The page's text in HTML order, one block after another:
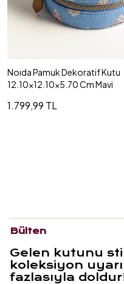
Noıda Pamuk Dekoratif Kutu
12.10x12.10x5.70 Cm Mavi
1.799,99 TL
Bülten
Gelen kutunu
koleksiyon
fazlasıyla